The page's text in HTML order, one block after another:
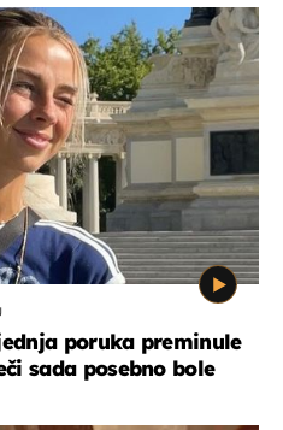
poruka preminule
sada posebno bole